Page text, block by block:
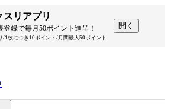
スリアプリ
登録で毎月50ポイント進呈！
/1枚につき10ポイント/月間最大50ポイント
開く